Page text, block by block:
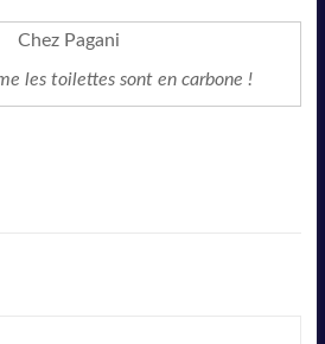
les toilettes sont en carbone !